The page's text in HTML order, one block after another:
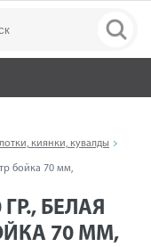
киянки, кувалды
бойка 70 мм,
БЕЛАЯ
70 ММ,